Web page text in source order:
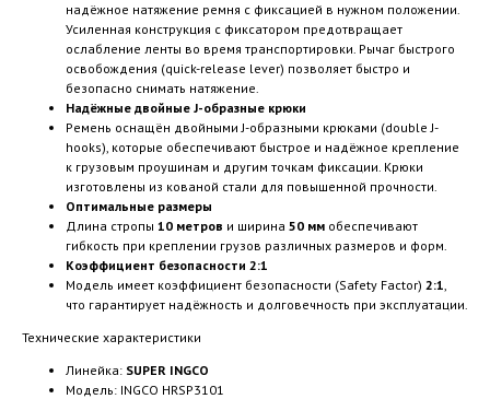
надёжное натяжение ремня с фиксацией в нужном положении.
Усиленная конструкция с фиксатором предотвращает
ослабление ленты во время транспортировки. Рычаг быстрого
освобождения (quick-release lever) позволяет быстро и
безопасно снимать натяжение.
Надёжные двойные J-образные крюки
Ремень оснащён двойными J-образными крюками (double J-
hooks), которые обеспечивают быстрое и надёжное крепление
к грузовым проушинам и другим точкам фиксации. Крюки
изготовлены из кованой стали для повышенной прочности.
Оптимальные размеры
Длина стропы 10 метров и ширина 50 мм обеспечивают
гибкость при креплении грузов различных размеров и форм.
Коэффициент безопасности 2:1
Модель имеет коэффициент безопасности (Safety Factor) 2:1,
что гарантирует надёжность и долговечность при эксплуатации.
Технические характеристики
Линейка: SUPER INGCO
Модель: INGCO HRSP3101